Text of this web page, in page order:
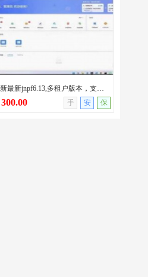
全新最新jnpf6.13,多租户版本，支持AI/netcore版本/jnpf最新版本
300.00 手 安 保